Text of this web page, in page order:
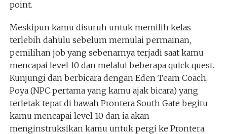
point.
Meskipun kamu disuruh untuk memilih kelas
terlebih dahulu sebelum memulai permainan,
pemilihan job yang sebenarnya terjadi saat kamu
mencapai level 10 dan melalui beberapa quick quest.
Kunjungi dan berbicara dengan Eden Team Coach,
Poya (NPC pertama yang kamu ajak bicara) yang
terletak tepat di bawah Prontera South Gate begitu
kamu mencapai level 10 dan ia akan
menginstruksikan kamu untuk pergi ke Prontera.